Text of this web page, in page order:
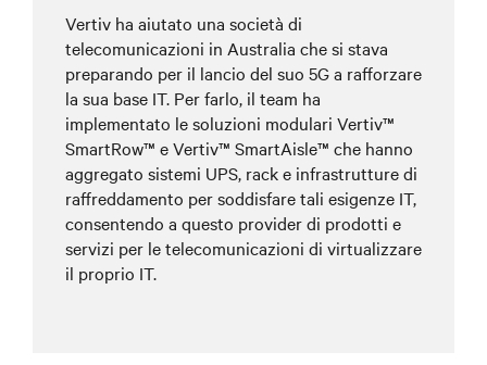
Vertiv ha aiutato una società di
telecomunicazioni in Australia che si stava
preparando per il lancio del suo 5G a rafforzare
la sua base IT. Per farlo, il team ha
implementato le soluzioni modulari Vertiv™
SmartRow™ e Vertiv™ SmartAisle™ che hanno
aggregato sistemi UPS, rack e infrastrutture di
raffreddamento per soddisfare tali esigenze IT,
consentendo a questo provider di prodotti e
servizi per le telecomunicazioni di virtualizzare
il proprio IT.